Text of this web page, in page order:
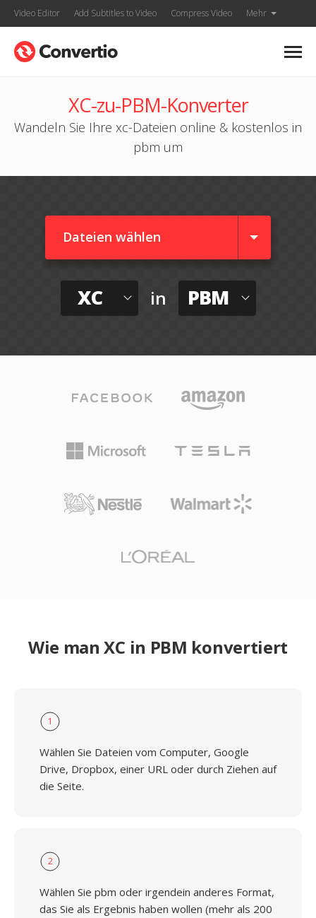
Video Editor Add Subtitles to Video Compress Video Mehr
XC-zu-PBM-Konverter
Wandeln Sie Ihre xc-Dateien online & kostenlos in
pbm um
Dateien wählen
XC in PBM
Wie man XC in PBM konvertiert
1
Wählen Sie Dateien vom Computer, Google
Drive, Dropbox, einer URL oder durch Ziehen auf
die Seite.
2
Wählen Sie pbm oder irgendein anderes Format,
das Sie als Ergebnis haben wollen (mehr als 200